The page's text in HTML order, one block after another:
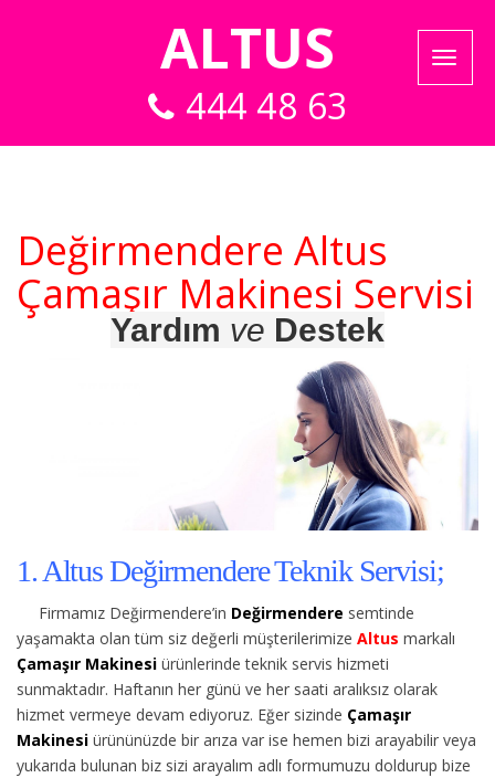
ALTUS
444 48 63
Değirmendere Altus
Çamaşır Makinesi Servisi
Yardım ve Destek
1. Altus Değirmendere Teknik Servisi;
Firmamız Değirmendere’in Değirmendere semtinde
yaşamakta olan tüm siz değerli müşterilerimize Altus markalı
Çamaşır Makinesi ürünlerinde teknik servis hizmeti
sunmaktadır. Haftanın her günü ve her saati aralıksız olarak
hizmet vermeye devam ediyoruz. Eğer sizinde Çamaşır
Makinesi ürününüzde bir arıza var ise hemen bizi arayabilir veya
yukarıda bulunan biz sizi arayalım adlı formumuzu doldurup bize